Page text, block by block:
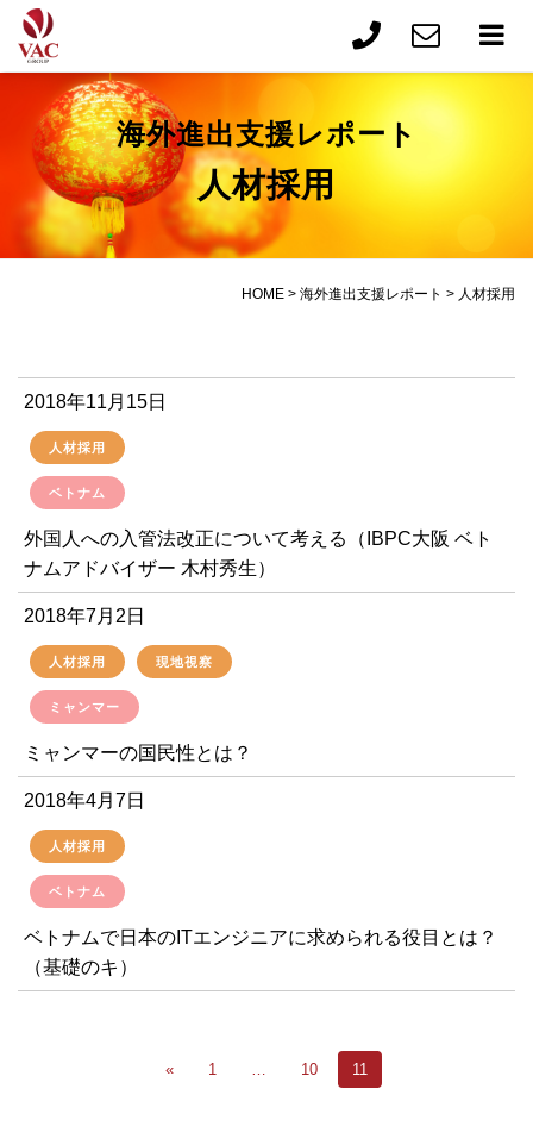
海外進出支援レポート
人材採用
HOME > 海外進出支援レポート > 人材採用
2018年11月15日
人材採用
ベトナム
外国人への入管法改正について考える（IBPC大阪 ベト
ナムアドバイザー 木村秀生）
2018年7月2日
人材採用 現地視察
ミャンマー
ミャンマーの国民性とは？
2018年4月7日
人材採用
ベトナム
ベトナムで日本のITエンジニアに求められる役目とは？
（基礎のキ）
« 1 … 10 11